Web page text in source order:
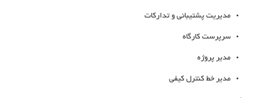
مدیریت پشتیبانی و تدارکات
سرپرست کارگاه
مدیر پروژه
مدیر خط کنترل کیفی